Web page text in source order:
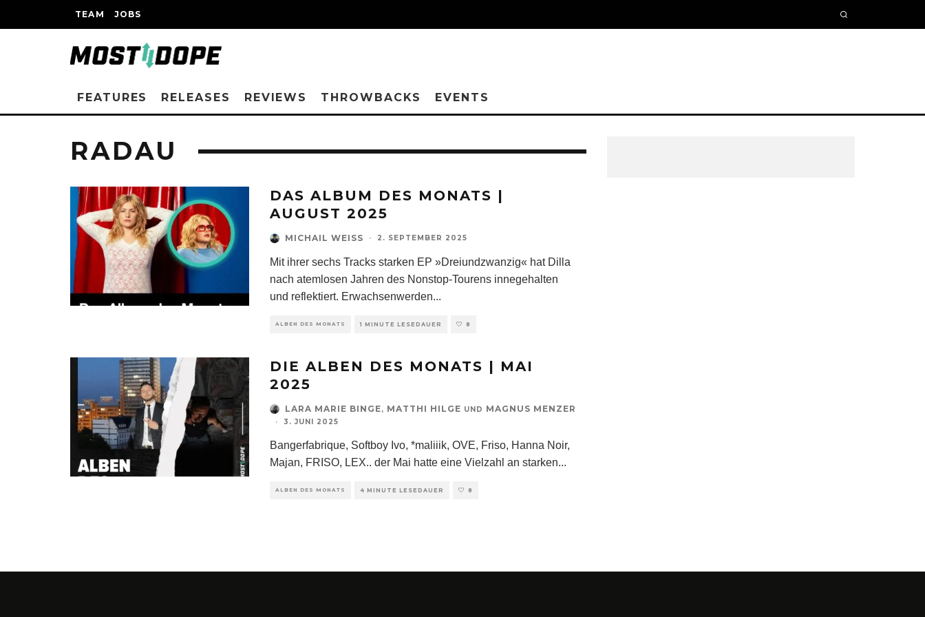
TEAM JOBS
FEATURES RELEASES REVIEWS THROWBACKS EVENTS
RADAU
DAS ALBUM DES MONATS |
AUGUST 2025
MICHAIL WEISS · 2. SEPTEMBER 2025
Mit ihrer sechs Tracks starken EP »Dreiundzwanzig« hat Dilla
nach atemlosen Jahren des Nonstop-Tourens innegehalten
und reflektiert. Erwachsenwerden...
ALBEN DES MONATS 1 MINUTE LESEDAUER 8
DIE ALBEN DES MONATS | MAI
2025
LARA MARIE BINGE, MATTHI HILGE UND MAGNUS MENZER
· 3. JUNI 2025
Bangerfabrique, Softboy Ivo, *maliiik, OVE, Friso, Hanna Noir,
Majan, FRISO, LEX.. der Mai hatte eine Vielzahl an starken...
ALBEN DES MONATS 4 MINUTE LESEDAUER 8